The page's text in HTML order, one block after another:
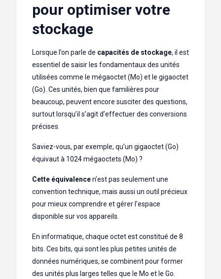
pour optimiser votre
stockage
Lorsque l’on parle de capacités de stockage, il est
essentiel de saisir les fondamentaux des unités
utilisées comme le mégaoctet (Mo) et le gigaoctet
(Go). Ces unités, bien que familières pour
beaucoup, peuvent encore susciter des questions,
surtout lorsqu’il s’agit d’effectuer des conversions
précises.
Saviez-vous, par exemple, qu’un gigaoctet (Go)
équivaut à 1024 mégaoctets (Mo) ?
Cette équivalencen’est pas seulement une
convention technique, mais aussi un outil précieux
pour mieux comprendre et gérer l’espace
disponible sur vos appareils.
En informatique, chaque octet est constitué de 8
bits. Ces bits, qui sont les plus petites unités de
données numériques, se combinent pour former
des unités plus larges telles que le Mo et le Go.